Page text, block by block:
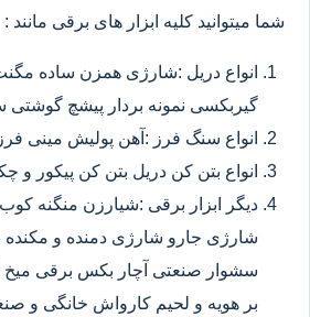
شما میتوانید کلیه ابزار های برقی مانند :
انواع دریل :شارژی همزن ساده
گیربکسی نمونه بردار پیشچ گوشتی
انواع سنگ فرز :آهن پولیش مینی
انواع بتن کن دریل بتن کن پیکور
دیگر ابزار برقی :شیارزن منگنه
شارژی جارو شارژی دمنده و
سشوار صنعتی آچار بکس برقی میخ
بر هویه و لحیم کارواش خانگی و